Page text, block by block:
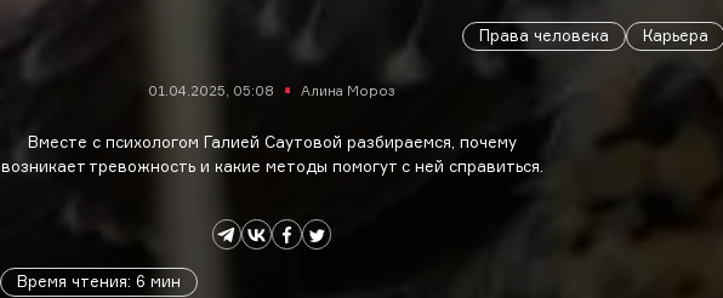
Права человека Карьера
01.04.2025, 05:08 Алина Мороз
Вместе с психологом Галией Саутовой разбираемся, почему
возникает тревожность и какие методы помогут с ней справиться.
Время чтения: 6 мин